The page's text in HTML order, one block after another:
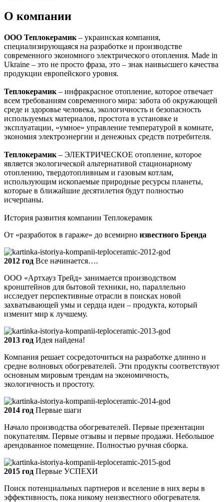
О компании
ООО Теплокерамик – украинская компания,
специализирующаяся на разработке и производстве
современного экономного электрического отопления. Made in
Ukraine – это не просто фраза, это – знак наивысшего качества
продукции европейского уровня.
Теплокерамик – инфракрасное отопление, которое отвечает
всем требованиям современного мира: забота об окружающей
среде и здоровье человека, экологичность и безопасность
используемых материалов, простота в установке и
эксплуатации, «умное» управление температурой в комнате,
экономия электроэнергии и денежных средств потребителя.
Теплокерамик – ЭЛЕКТРИЧЕСКОЕ отопление, которое
является экологической альтернативой стационарному
отоплению, твердотопливным и газовым котлам,
использующим ископаемые природные ресурсы планеты,
которые в ближайшие десятилетия будут полностью
исчерпаны.
История развития компании Теплокерамик
От «разработок в гараже» до всемирно известного Бренда
2012 год Все начинается….
ООО «Артхауз Трейд» занимается производством
кронштейнов для бытовой техники, но, параллельно
исследует перспективные отрасли в поисках новой
захватывающей умы и сердца идеи – продукта, который
изменит мир к лучшему.
2013 год Идея найдена!
Компания решает сосредоточиться на разработке длинно и
средне волновых обогревателей. Эти продукты соответствуют
основным мировым трендам на экономичность,
экологичность и простоту.
2014 год Первые шаги
Начало производства обогревателей. Первые презентации
покупателям. Первые отзывы и первые продажи. Небольшое
арендованное помещение. Полностью ручная сборка.
2015 год Первые УСПЕХИ
Поиск потенциальных партнеров и вселение в них веры в
эффективность, пока никому неизвестного обогревателя.